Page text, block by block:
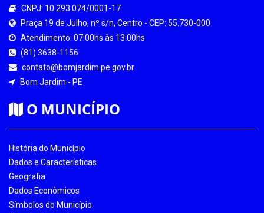
CNPJ: 10.293.074/0001-17
Praça 19 de Julho, nº s/n, Centro - CEP: 55.730-000
Atendimento: 07:00hs às 13:00hs
(81) 3638-1156
contato@bomjardim.pe.gov.br
Bom Jardim - PE
O MUNICÍPIO
História do Município
Dados e Características
Geografia
Dados Econômicos
Símbolos do Município